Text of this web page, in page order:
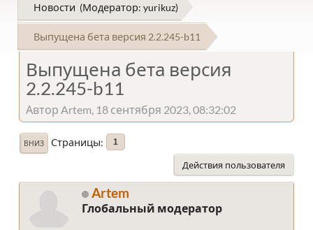
Новости (Модератор: yurikuz)
Выпущена бета версия 2.2.245-b11
Выпущена бета версия
2.2.245-b11
Автор Artem, 18 сентября 2023, 08:32:02
ВНИЗ Страницы 1
Действия пользователя
Artem
Глобальный модератор